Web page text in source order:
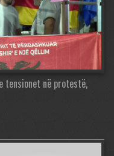
tensionet në protestë,